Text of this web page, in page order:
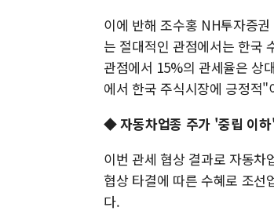
이에 반해 조수홍 NH투자증
는 절대적인 관점에서는 한국
관점에서 15%의 관세율은 상
에서 한국 주식시장에 긍정적"
◆ 자동차업종 주가 '중립 이
이번 관세 협상 결과로 자동차
협상 타결에 따른 수혜로 조
다.